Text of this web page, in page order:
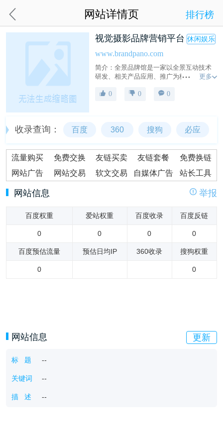
网站详情页 排行榜
视觉摄影品牌营销平台 休闲娱乐
www.brandpano.com
简介：全景品牌馆是一家以全景互动技术
研发、相关产品应用、推广为核心业务的
景软件开发、全景品牌馆平台运营、全景
更多
0 0 0
收录查询： 百度 360 搜狗 必应
流量购买 免费交换 友链买卖 友链套餐
免费换链
网站广告
网站交易 软文交易 自媒体广告 站长工具
网站信息 举报
百度权重 爱站权重 百度收录 百度反链
0 0 0 0
百度预估流量 预估日均IP 360收录 搜狗权重
0 0
网站信息 更新
标 题 --
关键词 --
描 述 --